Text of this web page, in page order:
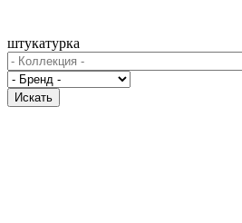
штукатурка